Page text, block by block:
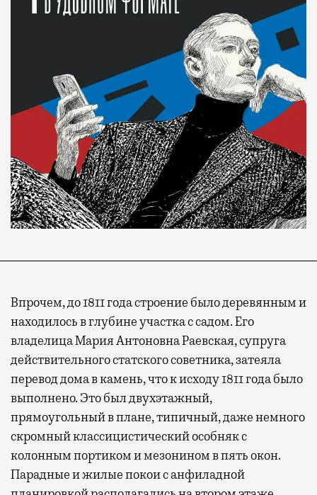
Впрочем, до 1811 года строение было деревянным и
находилось в глубине участка с садом. Его
владелица Мария Антоновна Раевская, супруга
действительного статского советника, затеяла
перевод дома в камень, что к исходу 1811 года было
выполнено. Это был двухэтажный,
прямоугольный в плане, типичный, даже немного
скромный классицистический особняк с
колонным портиком и мезонином в пять окон.
Парадные и жилые покои с анфиладной